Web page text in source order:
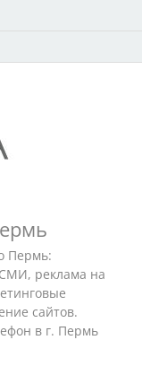
Пермь:
реклама на
сайтов.
в г. Пермь